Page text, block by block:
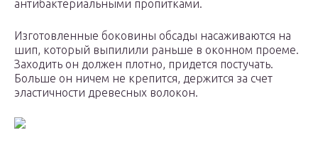
антибактериальными пропитками.
Изготовленные боковины обсады насаживаются на
шип, который выпилили раньше в оконном проеме.
Заходить он должен плотно, придется постучать.
Больше он ничем не крепится, держится за счет
эластичности древесных волокон.